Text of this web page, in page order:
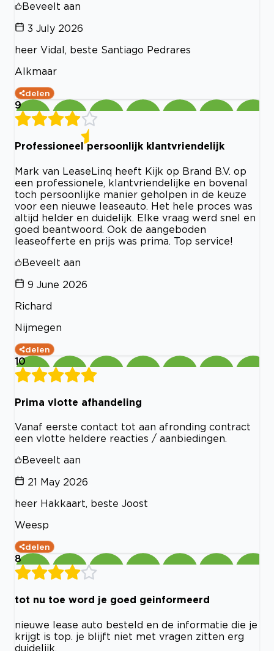
Beveelt aan
3 July 2026
heer Vidal, beste Santiago Pedrares
Alkmaar
delen
9
Professioneel persoonlijk klantvriendelijk
Mark van LeaseLinq heeft Kijk op Brand B.V. op
een professionele, klantvriendelijke en bovenal
toch persoonlijke manier geholpen in de keuze
voor een nieuwe leaseauto. Het hele proces was
altijd helder en duidelijk. Elke vraag werd snel en
goed beantwoord. Ook de aangeboden
leaseofferte en prijs was prima. Top service!
Beveelt aan
9 June 2026
Richard
Nijmegen
delen
10
Prima vlotte afhandeling
Vanaf eerste contact tot aan afronding contract
een vlotte heldere reacties / aanbiedingen.
Beveelt aan
21 May 2026
heer Hakkaart, beste Joost
Weesp
delen
8
tot nu toe word je goed geinformeerd
nieuwe lease auto besteld en de informatie die je
krijgt is top. je blijft niet met vragen zitten erg
duidelijk.